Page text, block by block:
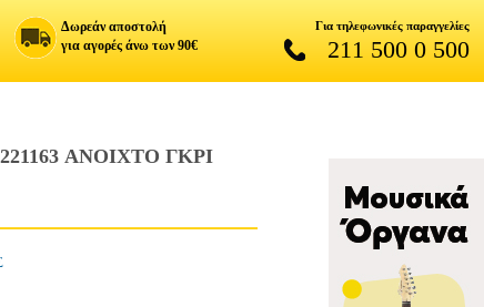
Δωρεάν αποστολή
για αγορές άνω των 90€
Για τηλεφωνικές παραγγελίες
211 500 0 500
ΑΝΟΙΧΤΟ ΓΚΡΙ